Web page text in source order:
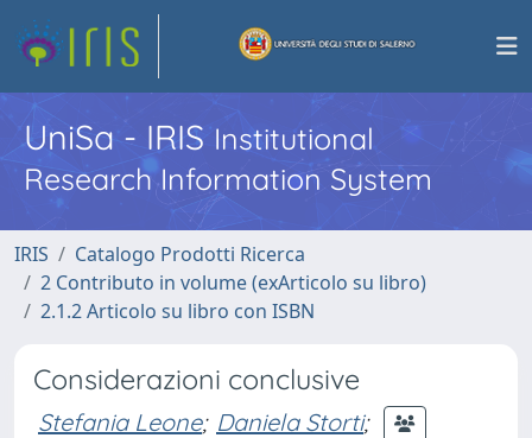
UniSa - IRISInstitutional
Research Information System
IRIS
Catalogo Prodotti Ricerca
2 Contributo in volume (exArticolo su libro)
2.1.2 Articolo su libro con ISBN
Considerazioni conclusive
Stefania Leone; Daniela Storti;